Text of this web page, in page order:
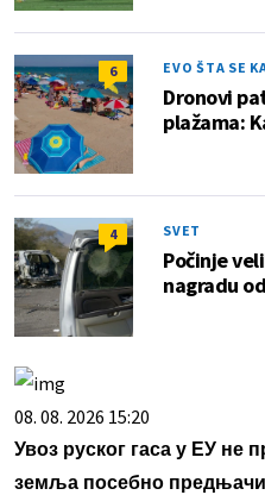
6 EVO ŠTA SE
Dronovi
plažama:
4 SVET
Počinje
nagradu
08. 08. 2026 15:20
Увоз руског гаса у ЕУ не
земља посебно предњачи